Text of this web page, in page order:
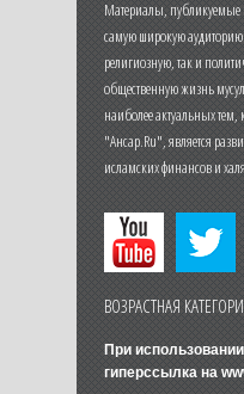
Материалы, публикуемые
самую широкую
религиозную, так и
общественную жизнь
наиболее актуальных тем,
"Ансар.Ru", является
исламских финансов и
ВОЗРАСТНАЯ
При
гиперссылка на